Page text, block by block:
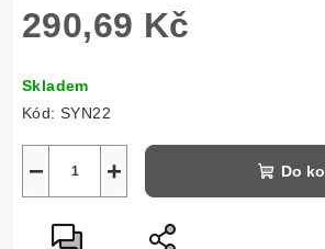
290,69 Kč
cena:
Skladem
Kód: SYN22
+
− Do